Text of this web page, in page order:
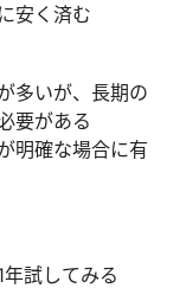
安く済む
多いが、長期の
要がある
明確な場合に有
試してみる